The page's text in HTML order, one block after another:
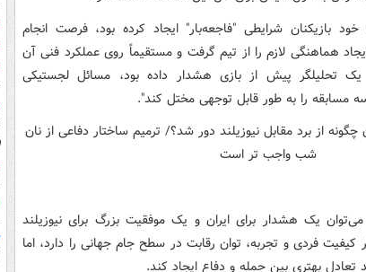
بازیکنان شرایطی "فاجعه‌بار" ایجاد کرده بود، فرصت انجام
هماهنگی لازم را از تیم گرفت و مستقیماً روی عملکرد فنی آن
تحلیلگر پیش از بازی هشدار داده بود، مسائل لجستیکی
مسابقه را به طور قابل توجهی مختل کند".
می‌توان یک هشدار برای ایران و یک موفقیت بزرگ برای نیوزیلند
کیفیت فردی و تجربه، توان رقابت در سطح جام جهانی را دارد، اما
تعادل بهتری بین حمله و دفاع ایجاد کند.